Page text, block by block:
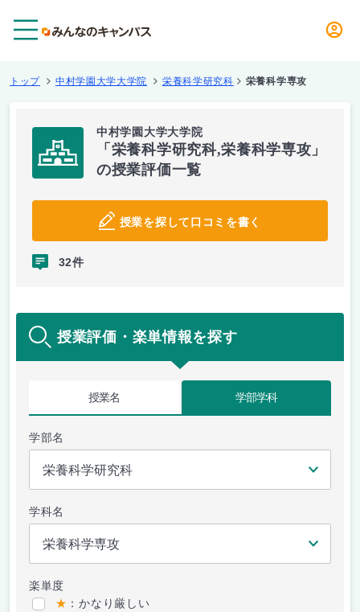
トップ 中村学園大学大学院 栄養科学研究科 栄養科学専攻
中村学園大学大学院
「栄養科学研究科,栄養科学専攻」
の授業評価一覧
授業を探して口コミを書く
32件
授業評価・楽単情報を探す
授業名 学部学科
学部名
学科名
楽単度
★ ：かなり厳しい